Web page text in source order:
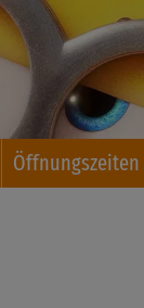
Öffnungszeiten